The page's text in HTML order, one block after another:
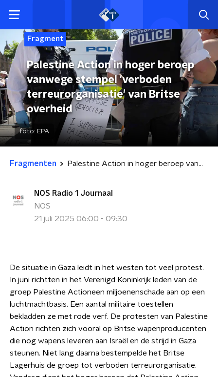
Fragment
Palestine Action in hoger beroep
vanwege stempel 'verboden
terreurorganisatie' van Britse
overheid
foto: EPA
Fragmenten Palestine Action in hoger beroep vanwege stempel 'verboden terreurorganisatie' van Britse overheid
NOS Radio 1 Journaal
NOS
21 juli 2025 06:00 - 09:30
De situatie in Gaza leidt in het westen tot veel protest.
In juni richtten in het Verenigd Koninkrijk leden van de
groep Palestine Actioneen miljoenenschade aan op een
luchtmachtbasis. Een aantal militaire toestellen
bekladden ze met rode verf. De protesten van Palestine
Action richten zich vooral op Britse wapenproducenten
die nog wapens leveren aan Israël en de strijd in Gaza
steunen. Niet lang daarna bestempelde het Britse
Lagerhuis de groep tot verboden terreurorganisatie.